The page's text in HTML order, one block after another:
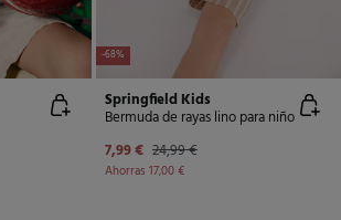
-68%
Springfield Kids
Bermuda de rayas lino para niño
7,99 € 24,99 €
Ahorras 17,00 €